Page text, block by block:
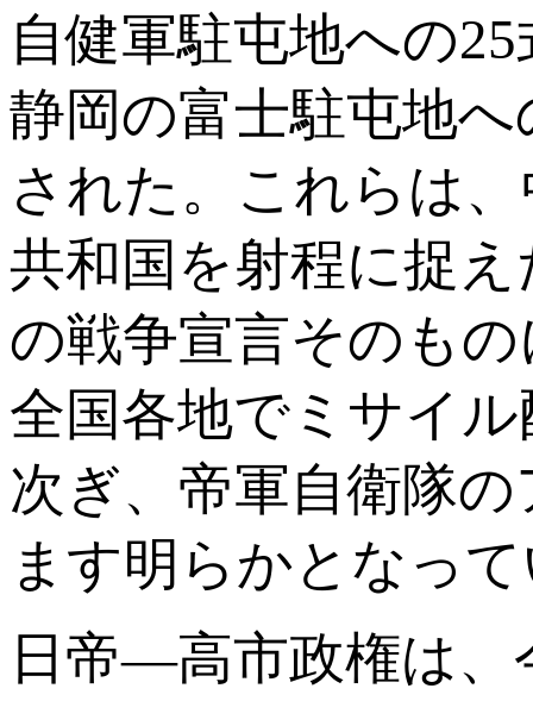
自健軍駐屯地への
静岡の富士駐屯地
された。これらは
共和国を射程に捉
の戦争宣言そのも
全国各地でミサイ
次ぎ、帝軍自衛隊
ます明らかとなっ
日帝―高市政権は、